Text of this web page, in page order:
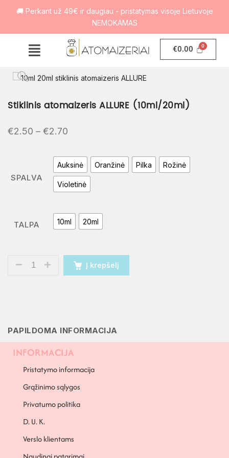
🚚 Perkant už 49€ ir daugiau - pristatymas visoje Lietuvoje
NEMOKAMAS
€0.00
Stiklinis atomaizeris ALLURE (10ml/20ml)
€2.50 – €2.70
SPALVA
Auksinė Oranžinė Pilka Rožinė
Violetinė
TALPA 10ml 20ml
Į krepšelį
PAPILDOMA INFORMACIJA
INFORMACIJA
Pristatymo informacija
Grąžinimo sąlygos
Privatumo politika
D. U. K.
Verslo klientams